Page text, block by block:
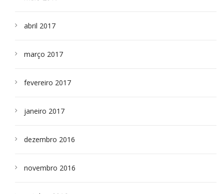
abril 2017
março 2017
fevereiro 2017
janeiro 2017
dezembro 2016
novembro 2016